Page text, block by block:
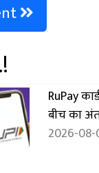
RuPay
बीच का
2026-08-